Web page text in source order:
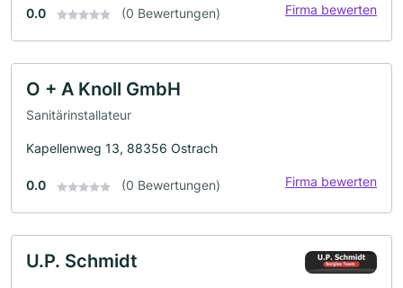
0.0 (0 Bewertungen) Firma bewerten
O + A Knoll GmbH
Sanitärinstallateur
Kapellenweg 13, 88356 Ostrach
0.0 (0 Bewertungen) Firma bewerten
U.P. Schmidt